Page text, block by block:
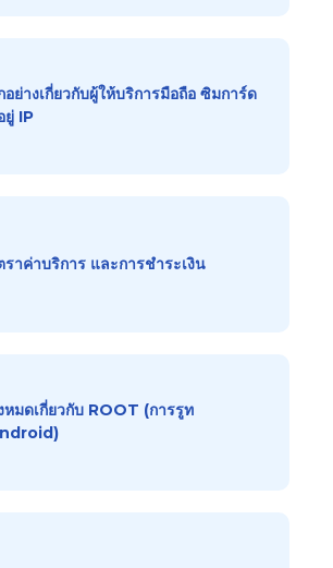
อย่างเกี่ยวกับผู้ให้บริการมือถือ ซิมการ์ด
ยู่ IP
ราค่าบริการ และการชำระเงิน
หมดเกี่ยวกับ ROOT (การรูท